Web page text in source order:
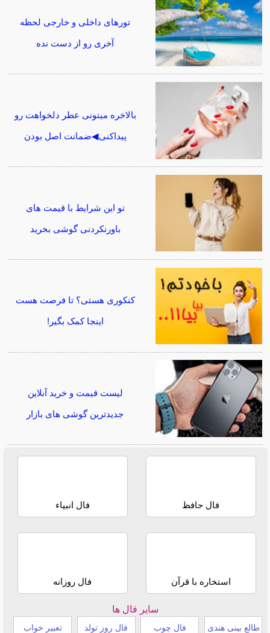
تورهای داخلی و خارجی لحظه
آخری رو از دست نده
بالاخره میتونی عطر دلخواهت رو
پیداکنی◀ضمانت اصل بودن
تو این شرایط با قیمت های
باورنکردنی گوشی بخرید
کنکوری هستی؟ تا فرصت هست
اینجا کمک بگیر!
لیست قیمت و خرید آنلاین
جدیدترین گوشی های بازار
فال حافظ فال انبیاء
استخاره با قرآن فال روزانه
سایر فال ها
طالع بینی هندی فال چوب فال روز تولد تعبیر خواب